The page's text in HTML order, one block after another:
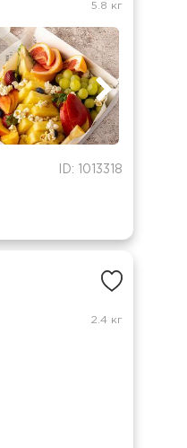
5.8 кг
ID: 1013318
2.4 кг